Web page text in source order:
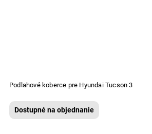
Podlahové koberce pre Hyundai Tucson 3
Dostupné na objednanie